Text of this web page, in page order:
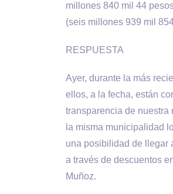
millones 840 mil 44
(seis millones 939 mil
RESPUESTA
Ayer, durante la más
ellos, a la fecha, están
transparencia de
la misma municipalidad
una posibilidad de llegar
a través de descuentos
Muñoz.